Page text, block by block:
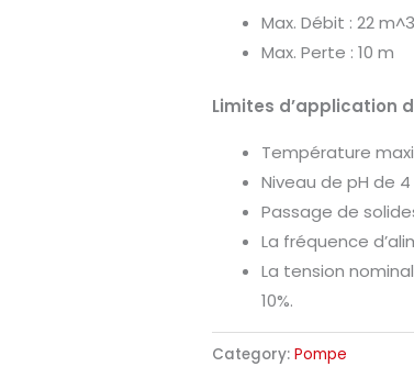
Max. Débit : 22
Max. Perte : 10 m
Limites d’application
Température
Niveau de pH de 4
Passage de
La fréquence
La tension
10%.
Category: Pompe